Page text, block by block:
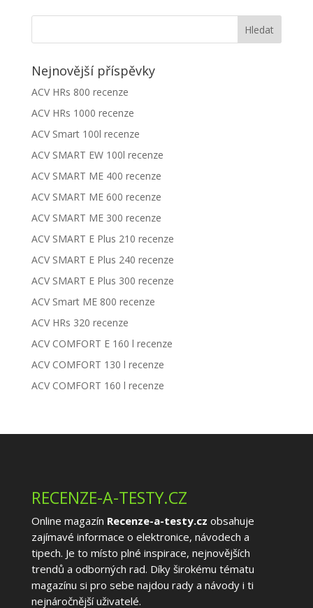
Nejnovější příspěvky
ACV HRs 800 recenze
ACV HRs 1000 recenze
ACV Smart 100l recenze
ACV SMART EW 100l recenze
ACV SMART ME 400 recenze
ACV SMART ME 600 recenze
ACV SMART ME 300 recenze
ACV SMART E Plus 210 recenze
ACV SMART E Plus 240 recenze
ACV SMART E Plus 300 recenze
ACV Smart ME 800 recenze
ACV HRs 320 recenze
ACV COMFORT E 160 l recenze
ACV COMFORT 130 l recenze
ACV COMFORT 160 l recenze
RECENZE-A-TESTY.CZ
Online magazín Recenze-a-testy.cz obsahuje
zajímavé informace o elektronice, návodech a
tipech. Je to místo plné inspirace, nejnovějších
trendů a odborných rad. Díky širokému tématu
magazínu si pro sebe najdou rady a návody i ti
nejnáročnější uživatelé.